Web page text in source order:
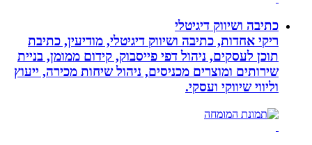
כתיבה ושיווק דיגיטלי
ריקי אחדות, כתיבה ושיווק דיגיטלי, מודיעין, כתיבת
תוכן לעסקים, ניהול דפי פייסבוק, קידום ממומן, בניית
שירותים ומוצרים מכניסים, ניהול שיחות מכירה, ייעוץ
וליווי שיווקי ועסקי.